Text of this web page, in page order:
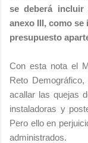
se deberá
anexo III, como
presupuesto
Con esta nota el
Reto
acallar las quejas
instaladoras y
Pero ello en
administrados.